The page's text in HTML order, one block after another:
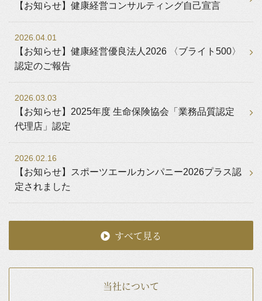
【お知らせ】健康経営コンサルティング自己宣言
2026.04.01
【お知らせ】健康経営優良法人2026 〈ブライト500〉
認定のご報告
2026.03.03
【お知らせ】2025年度 生命保険協会「業務品質認定
代理店」認定
2026.02.16
【お知らせ】スポーツエールカンパニー2026プラス認
定されました
すべて見る
当社について